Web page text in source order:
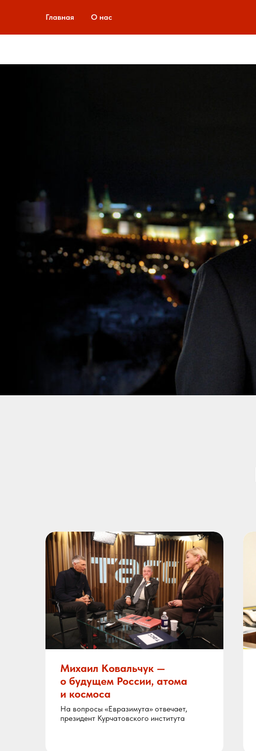
Главная О нас
Михаил Ковальчук —
о будущем России, атома
и космоса
На вопросы «Евразимута» отвечает,
президент Курчатовского института